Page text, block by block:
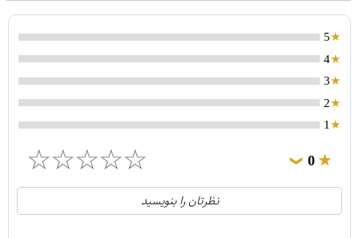
5
4
3
2
1
0
❯
☆
☆
☆
☆
☆
0
نظرتان را بنویسید